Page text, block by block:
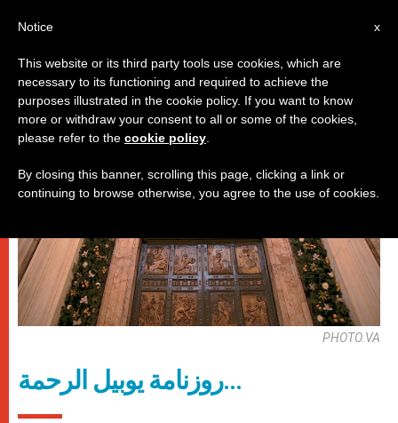
حاضرة الفاتيكان
PHOTO.VA
روزنامة يوبيل الرحمة…
x
Notice
This website or its third party tools use cookies, which are
necessary to its functioning and required to achieve the
purposes illustrated in the cookie policy. If you want to know
more or withdraw your consent to all or some of the cookies,
please refer to the cookie policy
By closing this banner, scrolling this page, clicking a link or
continuing to browse otherwise, you agree to the use of cookies.